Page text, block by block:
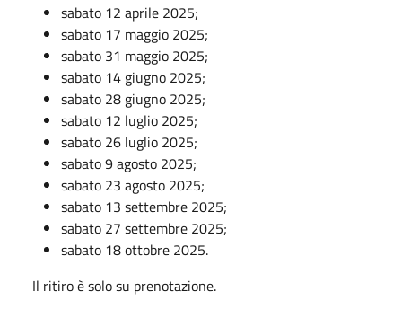
sabato 12 aprile 2025;
sabato 17 maggio 2025;
sabato 31 maggio 2025;
sabato 14 giugno 2025;
sabato 28 giugno 2025;
sabato 12 luglio 2025;
sabato 26 luglio 2025;
sabato 9 agosto 2025;
sabato 23 agosto 2025;
sabato 13 settembre 2025;
sabato 27 settembre 2025;
sabato 18 ottobre 2025.
Il ritiro è solo su prenotazione.